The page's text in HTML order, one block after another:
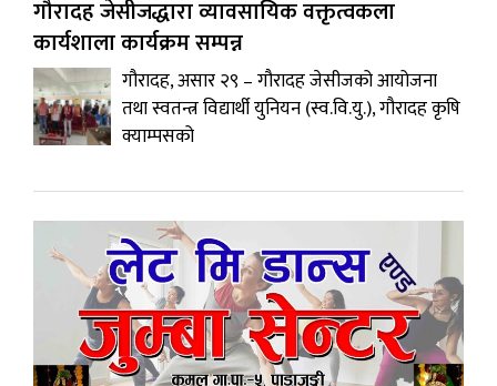
गौरादह जेसीजद्धारा व्यावसायिक वक्तृत्वकला
कार्यशाला कार्यक्रम सम्पन्न
गौरादह, असार २९ – गौरादह जेसीजको आयोजना
तथा स्वतन्त्र विद्यार्थी युनियन (स्व.वि.यु.), गौरादह कृषि
क्याम्पसको